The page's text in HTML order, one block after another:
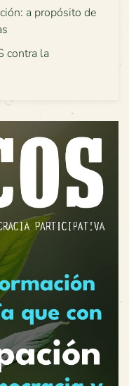
a propósito de
contra la